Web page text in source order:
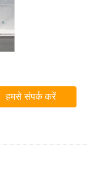
हमसे संपर्क करें